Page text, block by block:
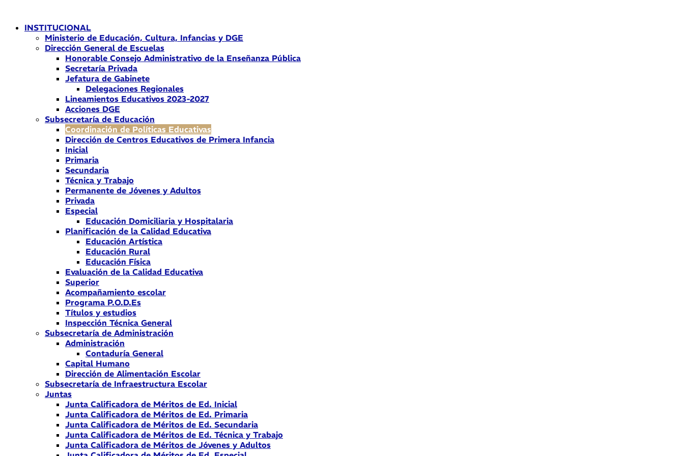
contenidoINSTITUCIONAL
Ministerio de Educación, Cultura, Infancias y DGE
Dirección General de Escuelas
Honorable Consejo Administrativo de la Enseñanza Pública
Secretaría Privada
Jefatura de Gabinete
Delegaciones Regionales
Lineamientos Educativos 2023-2027
Acciones DGE
Subsecretaría de Educación
Coordinación de Políticas Educativas
Dirección de Centros Educativos de Primera Infancia
Inicial
Primaria
Secundaria
Técnica y Trabajo
Permanente de Jóvenes y Adultos
Privada
Especial
Educación Domiciliaria y Hospitalaria
Planificación de la Calidad Educativa
Educación Artística
Educación Rural
Educación Física
Evaluación de la Calidad Educativa
Superior
Acompañamiento escolar
Programa P.O.D.Es
Títulos y estudios
Inspección Técnica General
Subsecretaría de Administración
Administración
Contaduría General
Capital Humano
Dirección de Alimentación Escolar
Subsecretaría de Infraestructura Escolar
Juntas
Junta Calificadora de Méritos de Ed. Inicial
Junta Calificadora de Méritos de Ed. Primaria
Junta Calificadora de Méritos de Ed. Secundaria
Junta Calificadora de Méritos de Ed. Técnica y Trabajo
Junta Calificadora de Méritos de Jóvenes y Adultos